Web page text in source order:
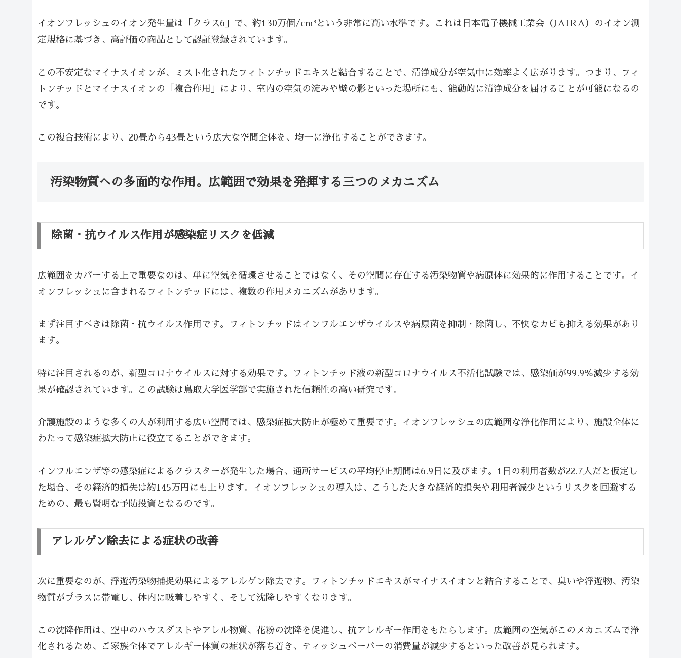
イオンフレッシュのイオン発生量は「クラス6」で、約130万個/cm³という非常に高い水準です。これは日本電子機械工業会（JAIRA）のイオン測
定規格に基づき、高評価の商品として認証登録されています。
この不安定なマイナスイオンが、ミスト化されたフィトンチッドエキスと結合することで、清浄成分が空気中に効率よく広がります。つまり、フィ
トンチッドとマイナスイオンの「複合作用」により、室内の空気の淀みや壁の影といった場所にも、能動的に清浄成分を届けることが可能になるの
です。
この複合技術により、20畳から43畳という広大な空間全体を、均一に浄化することができます。
汚染物質への多面的な作用。広範囲で効果を発揮する三つのメカニズム
除菌・抗ウイルス作用が感染症リスクを低減
広範囲をカバーする上で重要なのは、単に空気を循環させることではなく、その空間に存在する汚染物質や病原体に効果的に作用することです。イ
オンフレッシュに含まれるフィトンチッドには、複数の作用メカニズムがあります。
まず注目すべきは除菌・抗ウイルス作用です。フィトンチッドはインフルエンザウイルスや病原菌を抑制・除菌し、不快なカビも抑える効果があり
ます。
特に注目されるのが、新型コロナウイルスに対する効果です。フィトンチッド液の新型コロナウイルス不活化試験では、感染価が99.9％減少する効
果が確認されています。この試験は鳥取大学医学部で実施された信頼性の高い研究です。
介護施設のような多くの人が利用する広い空間では、感染症拡大防止が極めて重要です。イオンフレッシュの広範囲な浄化作用により、施設全体に
わたって感染症拡大防止に役立てることができます。
インフルエンザ等の感染症によるクラスターが発生した場合、通所サービスの平均停止期間は6.9日に及びます。1日の利用者数が22.7人だと仮定し
た場合、その経済的損失は約145万円にも上ります。イオンフレッシュの導入は、こうした大きな経済的損失や利用者減少というリスクを回避する
ための、最も賢明な予防投資となるのです。
アレルゲン除去による症状の改善
次に重要なのが、浮遊汚染物捕捉効果によるアレルゲン除去です。フィトンチッドエキスがマイナスイオンと結合することで、臭いや浮遊物、汚染
物質がプラスに帯電し、体内に吸着しやすく、そして沈降しやすくなります。
この沈降作用は、空中のハウスダストやアレル物質、花粉の沈降を促進し、抗アレルギー作用をもたらします。広範囲の空気がこのメカニズムで浄
化されるため、ご家族全体でアレルギー体質の症状が落ち着き、ティッシュペーパーの消費量が減少するといった改善が見られます。